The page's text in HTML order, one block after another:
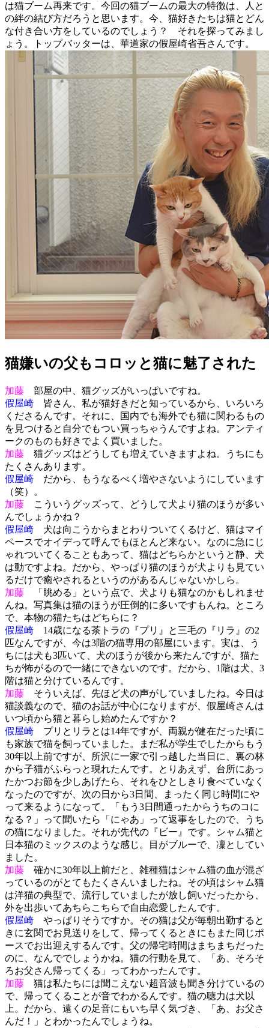
は猫ブーム再来です。今回の猫ブームの最大の特徴は、人と
の絆の結び方だろうと思います。今、猫好きたちは猫とどん
な付き合い方をしているのでしょう？ それを探ってみまし
ょう。トップバッターは、華道家の假屋崎省吾さんです。
猫嫌いの父もコロッと猫に魅了された
加藤 部屋の中、猫グッズがいっぱいですね。
假屋崎 皆さん、私が猫好きだと知っているから、いろいろ
くださるんです。それに、国内でも海外でも猫に関わるもの
を見つけると自分でもつい買っちゃうんですよね。アンティ
ークのものも好きでよく買いました。
加藤 猫グッズはどうしても増えていきますよね。うちにも
たくさんあります。
假屋崎 だから、もうなるべく増やさないようにしています
（笑）。
加藤 こういうグッズって、どうして犬より猫のほうが多い
んでしょうかね？
假屋崎 犬は向こうからまとわりついてくるけど、猫はマイ
ペースでオイデって呼んでもほとんど来ない。なのに急にじ
ゃれついてくることもあって、猫はどちらかというと静、犬
は動ですよね。だから、やっぱり猫のほうが犬よりも見てい
るだけで癒やされるというのがあるんじゃないかしら。
加藤 「眺める」という点で、犬よりも猫なのかもしれませ
んね。写真集は猫のほうが圧倒的に多いですもんね。ところ
で、本物の猫たちはどちらに？
假屋崎 14歳になる茶トラの『プリ』と三毛の『リラ』の2
匹なんですが、今は3階の猫専用の部屋にいます。実は、う
ちには犬も3匹いて、犬のほうが後から来たんですが、猫た
ちが怖がるので一緒にできないのです。だから、1階は犬、3
階は猫と分けているんです。
加藤 そういえば、先ほど犬の声がしていましたね。今日は
猫談義なので、猫のお話が中心になりますが、假屋崎さんは
いつ頃から猫と暮らし始めたんですか？
假屋崎 プリとリラとは14年ですが、両親が健在だった頃に
も家族で猫を飼っていました。まだ私が学生でしたからもう
30年以上前ですが、所沢に一家で引っ越した当日に、裏の林
から子猫がふらっと現れたんです。とりあえず、台所にあっ
たかつお節を少しあげたら、それをひとしきり食べていなく
なったのですが、次の日から3日間、まったく同じ時間にや
って来るようになって。「もう3日間通ったからうちのコに
なる？」って聞いたら「にゃあ」って返事をしたので、うち
の猫になりました。それが先代の『ビー』です。シャム猫と
日本猫のミックスのような感じ。目がブルーで、凜としてい
ました。
加藤 確かに30年以上前だと、雑種猫はシャム猫の血が混ざ
っているのがとてもたくさんいましたね。その頃はシャム猫
は洋猫の典型で、流行していましたが放し飼いだったから、
外を出歩いてあちらこちらで自由恋愛したんです。
假屋崎 やっぱりそうですか。その猫は父が毎朝出勤すると
きに玄関でお見送りをして、帰ってくるときにもまた同じポ
ースでお出迎えするんです。父の帰宅時間はまちまちだった
のに、なんででしょうかね。猫の行動を見て、「あ、そろそ
ろお父さん帰ってくる」ってわかったんです。
加藤 猫は私たちには聞こえない超音波も聞き分けているの
で、帰ってくることが音でわかるんです。猫の聴力は犬以
上。だから、遠くの足音にもいち早く気づき、「あ、お父さ
んだ！」とわかったんでしょうね。